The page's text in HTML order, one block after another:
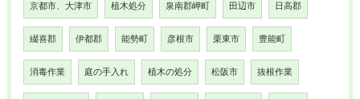
京都市、大津市 植木処分 泉南郡岬町 田辺市 日高郡
綴喜郡 伊都郡 能勢町 彦根市 栗東市 豊能町
消毒作業 庭の手入れ 植木の処分 松阪市 抜根作業